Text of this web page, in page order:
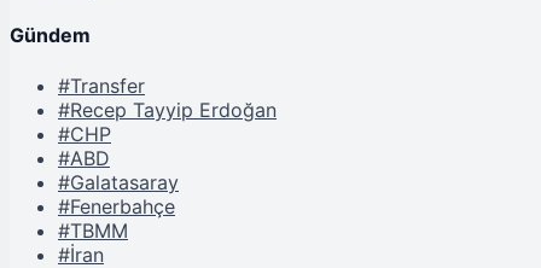
Gündem
#Transfer
#Recep Tayyip Erdoğan
#CHP
#ABD
#Galatasaray
#Fenerbahçe
#TBMM
#İran